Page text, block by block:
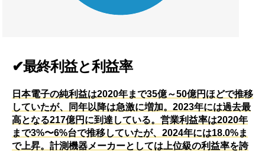
✔最終利益と利益率
日本電子の純利益は2020年まで35億～50億円ほどで推移
していたが、同年以降は急激に増加。2023年には過去最
高となる217億円に到達している。営業利益率は2020年
まで3%〜6%台で推移していたが、2024年には18.0%ま
で上昇。計測機器メーカーとしては上位級の利益率を誇